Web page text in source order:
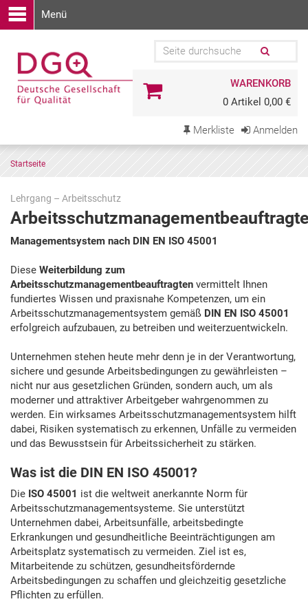
Menü
WARENKORB
0 Artikel 0,00 €
Merkliste Anmelden
Startseite
Lehrgang – Arbeitsschutz
Zu
Terminen
springen
Managementsystem nach DIN EN ISO 45001
Diese Weiterbildung zum
Arbeitsschutzmanagementbeauftragten vermittelt Ihnen
fundiertes Wissen und praxisnahe Kompetenzen, um ein
Arbeitsschutzmanagementsystem gemäß DIN EN ISO 45001
erfolgreich aufzubauen, zu betreiben und weiterzuentwickeln.
Unternehmen stehen heute mehr denn je in der Verantwortung,
sichere und gesunde Arbeitsbedingungen zu gewährleisten –
nicht nur aus gesetzlichen Gründen, sondern auch, um als
moderner und attraktiver Arbeitgeber wahrgenommen zu
werden. Ein wirksames Arbeitsschutzmanagementsystem hilft
dabei, Risiken systematisch zu erkennen, Unfälle zu vermeiden
und das Bewusstsein für Arbeitssicherheit zu stärken.
Was ist die DIN EN ISO 45001?
Die ISO 45001 ist die weltweit anerkannte Norm für
Arbeitsschutzmanagementsysteme. Sie unterstützt
Unternehmen dabei, Arbeitsunfälle, arbeitsbedingte
Erkrankungen und gesundheitliche Beeinträchtigungen am
Arbeitsplatz systematisch zu vermeiden. Ziel ist es,
Mitarbeitende zu schützen, gesundheitsfördernde
Arbeitsbedingungen zu schaffen und gleichzeitig gesetzliche
Pflichten zu erfüllen.